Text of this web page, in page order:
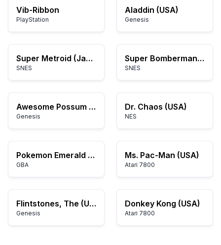
Vib-Ribbon
PlayStation
Aladdin (USA)
Genesis
Super Metroid (Japan, USA) (En,Ja)
SNES
Super Bomberman 4 (English - Translated)
SNES
Awesome Possum (USA)
Genesis
Dr. Chaos (USA)
NES
Pokemon Emerald Rogue EX 1.2.0
GBA
Ms. Pac-Man (USA)
Atari 7800
Flintstones, The (USA)
Genesis
Donkey Kong (USA)
Atari 7800